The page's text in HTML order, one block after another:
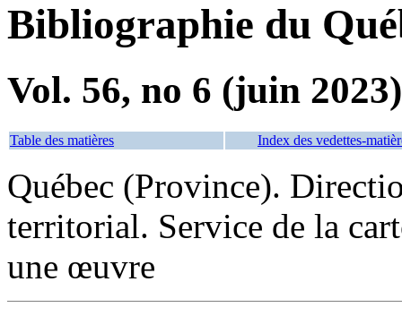
Bibliographie du
Vol. 56, no 6 (juin 2023)
Table des matières Index des vedettes-
Québec (Province).
territorial. Service de la
une œuvre